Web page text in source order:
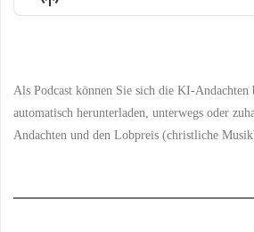
Podcast
Als Podcast können Sie sich die KI-Andachten
automatisch herunterladen, unterwegs oder
Andachten und den Lobpreis (christliche